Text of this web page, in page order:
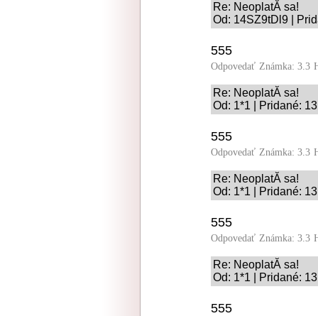
Re: NeoplatĂ­ sa!
Od: 14SZ9tDl9 |
555
Odpovedať Známka: 3.3
Re: NeoplatĂ­ sa!
Od: 1*1 | Pridané:
555
Odpovedať Známka: 3.3
Re: NeoplatĂ­ sa!
Od: 1*1 | Pridané:
555
Odpovedať Známka: 3.3
Re: NeoplatĂ­ sa!
Od: 1*1 | Pridané:
555